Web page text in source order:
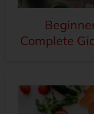
Complete